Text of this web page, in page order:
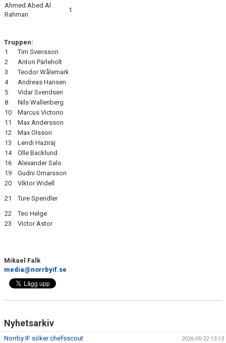
Ahmed Abed Al
Rahman
1
Truppen:
1
Tim Svensson
2
Anton Pärleholt
3
Teodor Wålemark
4
Andreas Hansen
5
Vidar Svendsen
8
Nils Wallenberg
10
Marcus Victorio
11
Max Andersson
12
Max Olsson
13
Lendi Haziraj
14
Olle Backlund
16
Alexander Salo
19
Gudni Omarsson
20
Viktor Widell
21
Ture Spendler
22
Teo Helge
23
Victor Astor
Mikael Falk
media@norrbyif.se
Nyhetsarkiv
Norrby IF söker chefsscout 2026-05-22 13:13